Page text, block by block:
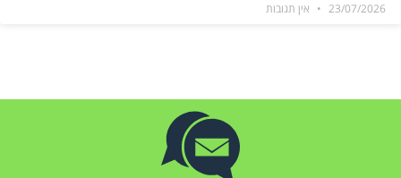
23/07/2026 אין תגובות